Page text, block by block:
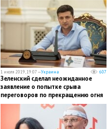
1 июля 2019, 19:07 —Украина 607
Зеленский сделал неожиданное
заявление о попытке срыва
переговоров по прекращению огня
в Донбассе